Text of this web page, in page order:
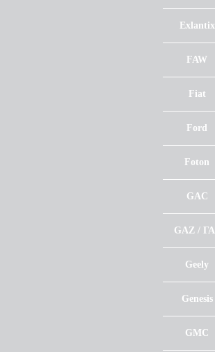
Exlantix
FAW
Fiat
Ford
Foton
GAC
GAZ /
Geely
Genesis
GMC